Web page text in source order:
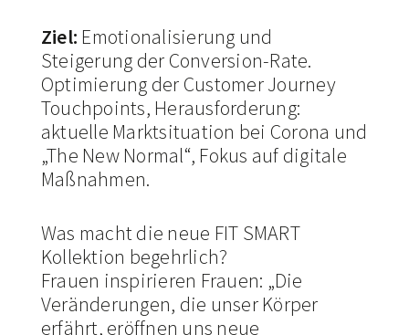
Ziel: Emotionalisierung und
Steigerung der Conversion-Rate.
Optimierung der Customer Journey
Touchpoints, Herausforderung:
aktuelle Marktsituation bei Corona und
„The New Normal“, Fokus auf digitale
Maßnahmen.
Was macht die neue FIT SMART
Kollektion begehrlich?
Frauen inspirieren Frauen: „Die
Veränderungen, die unser Körper
erfährt, eröffnen uns neue